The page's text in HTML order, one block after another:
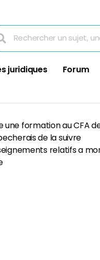
juridiques Forum
une formation au CFA
de la suivre
relatifs a